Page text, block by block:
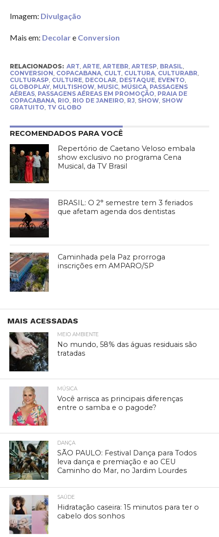
Imagem: Divulgação
Mais em: Decolare Conversion
RELACIONADOS: ART, ARTE, ARTEBR, ARTESP, BRASIL,
CONVERSION, COPACABANA, CULT, CULTURA, CULTURABR,
CULTURASP, CULTURE, DECOLAR, DESTAQUE, EVENTO,
GLOBOPLAY, MULTISHOW, MUSIC, MÚSICA, PASSAGENS
AÉREAS, PASSAGENS AÉREAS EM PROMOÇÃO, PRAIA DE
COPACABANA, RIO, RIO DE JANEIRO, RJ, SHOW, SHOW
GRATUITO, TV GLOBO
RECOMENDADOS PARA VOCÊ
Repertório de Caetano Veloso embala
show exclusivo no programa Cena
Musical, da TV Brasil
BRASIL: O 2° semestre tem 3 feriados
que afetam agenda dos dentistas
Caminhada pela Paz prorroga
inscrições em AMPARO/SP
MAIS ACESSADAS
MEIO AMBIENTE
No mundo, 58% das águas residuais são
tratadas
MÚSICA
Você arrisca as principais diferenças
entre o samba e o pagode?
DANÇA
SÃO PAULO: Festival Dança para Todos
leva dança e premiação e ao CEU
Caminho do Mar, no Jardim Lourdes
SAÚDE
Hidratação caseira: 15 minutos para ter o
cabelo dos sonhos